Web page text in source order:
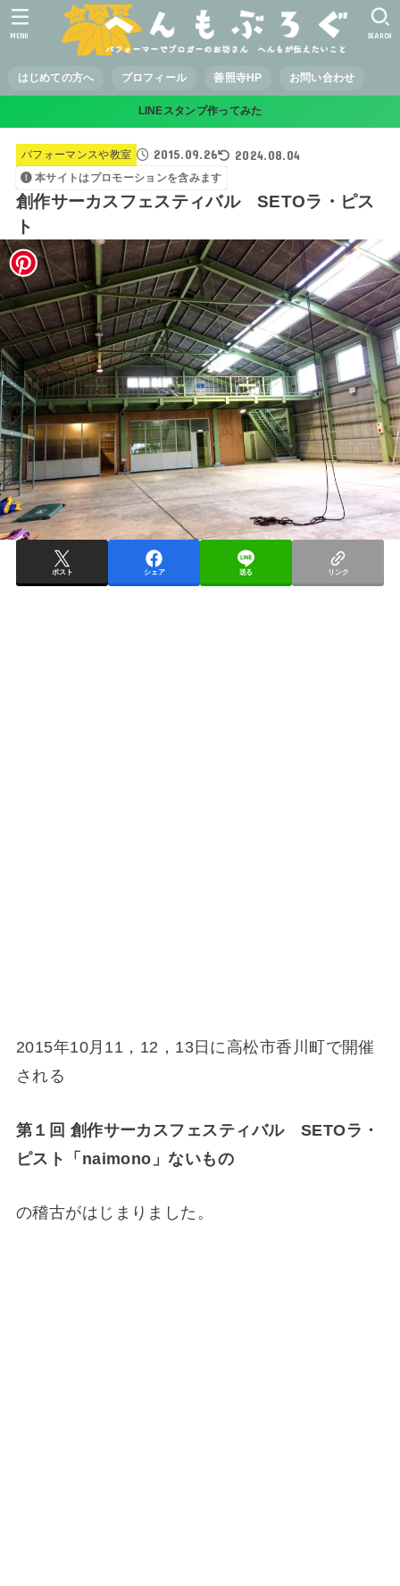
はじめての方へ プロフィール 善照寺HP お問い合わせ
SEARCH
MENU
LINEスタンプ作ってみた
パフォーマンスや教室 2015.09.26 2024.08.04
本サイトはプロモーションを含みます
創作サーカスフェスティバル SETOラ・ピス
ト
ポスト シェア 送る リンク
2015年10月11，12，13日に高松市香川町で開催
される
第１回 創作サーカスフェスティバル SETOラ・
ピスト「naimono」ないもの
の稽古がはじまりました。